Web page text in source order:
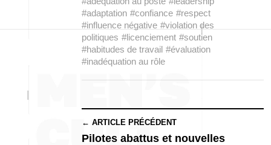
#adaptation #confiance #respect
#influence négative #violation des
politiques #licenciement #soutien
#habitudes de travail #évaluation
#inadéquation au rôle
← ARTICLE PRÉCÉDENT
Pilotes abattus et nouvelles